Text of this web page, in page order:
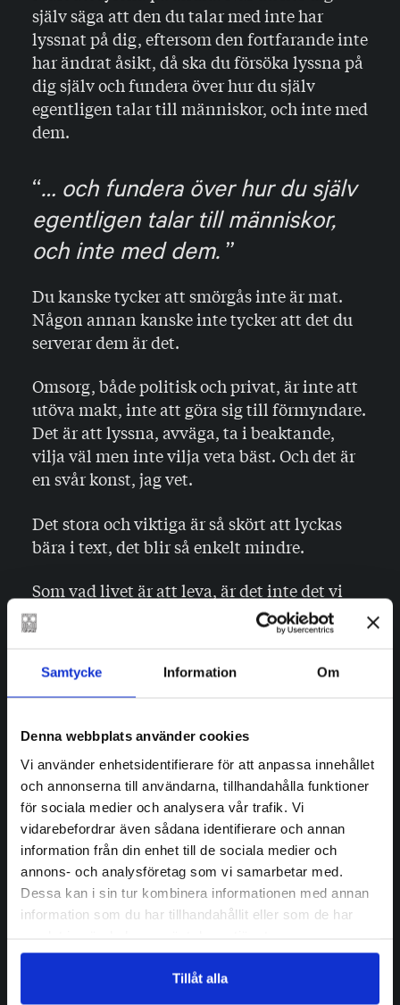
Samtycke Information Om
Denna webbplats använder cookies
Vi använder enhetsidentifierare för att anpassa innehållet
och annonserna till användarna, tillhandahålla funktioner
för sociala medier och analysera vår trafik. Vi
vidarebefordrar även sådana identifierare och annan
information från din enhet till de sociala medier och
annons- och analysföretag som vi samarbetar med.
Dessa kan i sin tur kombinera informationen med annan
information som du har tillhandahållit eller som de har
Tillåt alla
själv säga att den du talar med inte har
lyssnat på dig, eftersom den fortfarande inte
har ändrat åsikt, då ska du försöka lyssna på
dig själv och fundera över hur du själv
egentligen talar till människor, och inte med
dem.
… och fundera över hur du själv
egentligen talar till människor,
och inte med dem.
Du kanske tycker att smörgås inte är mat.
Någon annan kanske inte tycker att det du
serverar dem är det.
Omsorg, både politisk och privat, är inte att
utöva makt, inte att göra sig till förmyndare.
Det är att lyssna, avväga, ta i beaktande,
vilja väl men inte vilja veta bäst. Och det är
en svår konst, jag vet.
Det stora och viktiga är så skört att lyckas
bära i text, det blir så enkelt mindre.
Som vad livet är att leva, är det inte det vi
hela tiden vill tala om? Som vad de hungriga
blickarna i världslitteraturen ser, eller vad vi
bygger på vår kunskap med smör och pålägg.
Vi är människor, vi vill sväva mellan det
enkla och utveckling, sträva mot en balans
mellan samstämmighet och opposition. En
balans mellan samhällets mönster och
individens välbefinnande.
… men ibland måste man fråga
sig om man inte i stället för att
bara tacka och svälja borde
fråga efter en smörgås.